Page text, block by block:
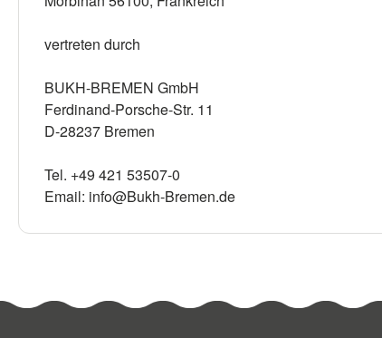
vertreten durch
BUKH-BREMEN GmbH
Ferdinand-Porsche-Str. 11
D-28237 Bremen
Tel. +49 421 53507-0
Email: info@Bukh-Bremen.de